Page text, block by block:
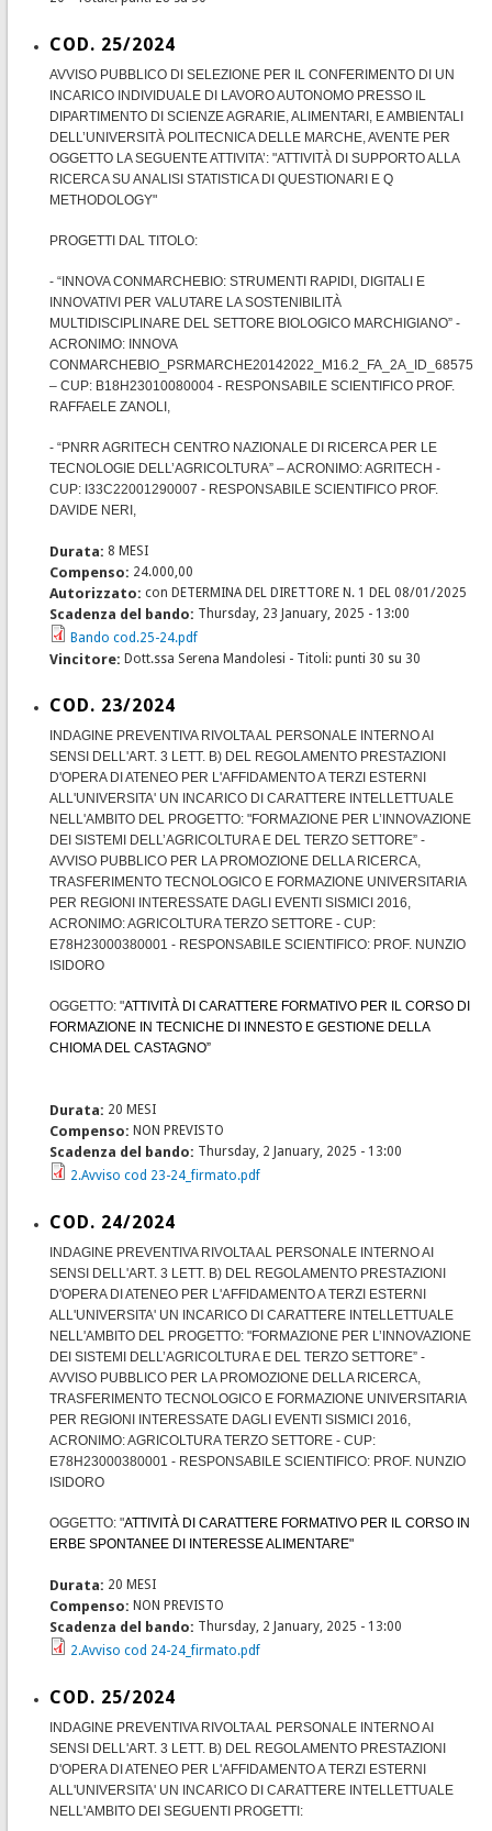
COD. 25/2024
AVVISO PUBBLICO DI SELEZIONE PER IL CONFERIMENTO DI UN
INCARICO INDIVIDUALE DI LAVORO AUTONOMO PRESSO IL
DIPARTIMENTO DI SCIENZE AGRARIE, ALIMENTARI, E AMBIENTALI
DELL’UNIVERSITÀ POLITECNICA DELLE MARCHE, AVENTE PER
OGGETTO LA SEGUENTE ATTIVITA’: "ATTIVITÀ DI SUPPORTO ALLA
RICERCA SU ANALISI STATISTICA DI QUESTIONARI E Q
METHODOLOGY"
PROGETTI DAL TITOLO:
- “INNOVA CONMARCHEBIO: STRUMENTI RAPIDI, DIGITALI E
INNOVATIVI PER VALUTARE LA SOSTENIBILITÀ
MULTIDISCIPLINARE DEL SETTORE BIOLOGICO MARCHIGIANO” -
ACRONIMO: INNOVA
CONMARCHEBIO_PSRMARCHE20142022_M16.2_FA_2A_ID_68575
– CUP: B18H23010080004 - RESPONSABILE SCIENTIFICO PROF.
RAFFAELE ZANOLI,
- “PNRR AGRITECH CENTRO NAZIONALE DI RICERCA PER LE
TECNOLOGIE DELL’AGRICOLTURA” – ACRONIMO: AGRITECH -
CUP: I33C22001290007 - RESPONSABILE SCIENTIFICO PROF.
DAVIDE NERI,
Durata: 8 MESI
Compenso: 24.000,00
Autorizzato:con DETERMINA DEL DIRETTORE N. 1 DEL 08/01/2025
Scadenza del bando: Thursday, 23 January, 2025 - 13:00
Bando cod.25-24.pdf
Vincitore:Dott.ssa Serena Mandolesi - Titoli: punti 30 su 30
COD. 23/2024
INDAGINE PREVENTIVA RIVOLTA AL PERSONALE INTERNO AI
SENSI DELL'ART. 3 LETT. B) DEL REGOLAMENTO PRESTAZIONI
D'OPERA DI ATENEO PER L'AFFIDAMENTO A TERZI ESTERNI
ALL'UNIVERSITA' UN INCARICO DI CARATTERE INTELLETTUALE
NELL'AMBITO DEL PROGETTO: "FORMAZIONE PER L’INNOVAZIONE
DEI SISTEMI DELL’AGRICOLTURA E DEL TERZO SETTORE” -
AVVISO PUBBLICO PER LA PROMOZIONE DELLA RICERCA,
TRASFERIMENTO TECNOLOGICO E FORMAZIONE UNIVERSITARIA
PER REGIONI INTERESSATE DAGLI EVENTI SISMICI 2016,
ACRONIMO: AGRICOLTURA TERZO SETTORE - CUP:
E78H23000380001 - RESPONSABILE SCIENTIFICO: PROF. NUNZIO
ISIDORO
OGGETTO: "ATTIVITÀ DI CARATTERE FORMATIVO PER IL CORSO DI
FORMAZIONE IN TECNICHE DI INNESTO E GESTIONE DELLA
CHIOMA DEL CASTAGNO”
Durata: 20 MESI
Compenso:NON PREVISTO
Scadenza del bando: Thursday, 2 January, 2025 - 13:00
2.Avviso cod 23-24_firmato.pdf
COD. 24/2024
INDAGINE PREVENTIVA RIVOLTA AL PERSONALE INTERNO AI
SENSI DELL'ART. 3 LETT. B) DEL REGOLAMENTO PRESTAZIONI
D'OPERA DI ATENEO PER L'AFFIDAMENTO A TERZI ESTERNI
ALL'UNIVERSITA' UN INCARICO DI CARATTERE INTELLETTUALE
NELL'AMBITO DEL PROGETTO: "FORMAZIONE PER L’INNOVAZIONE
DEI SISTEMI DELL’AGRICOLTURA E DEL TERZO SETTORE” -
AVVISO PUBBLICO PER LA PROMOZIONE DELLA RICERCA,
TRASFERIMENTO TECNOLOGICO E FORMAZIONE UNIVERSITARIA
PER REGIONI INTERESSATE DAGLI EVENTI SISMICI 2016,
ACRONIMO: AGRICOLTURA TERZO SETTORE - CUP:
E78H23000380001 - RESPONSABILE SCIENTIFICO: PROF. NUNZIO
ISIDORO
OGGETTO: "ATTIVITÀ DI CARATTERE FORMATIVO PER IL CORSO IN
ERBE SPONTANEE DI INTERESSE ALIMENTARE"
Durata: 20 MESI
Compenso:NON PREVISTO
Scadenza del bando: Thursday, 2 January, 2025 - 13:00
2.Avviso cod 24-24_firmato.pdf
COD. 25/2024
INDAGINE PREVENTIVA RIVOLTA AL PERSONALE INTERNO AI
SENSI DELL'ART. 3 LETT. B) DEL REGOLAMENTO PRESTAZIONI
D'OPERA DI ATENEO PER L'AFFIDAMENTO A TERZI ESTERNI
ALL'UNIVERSITA' UN INCARICO DI CARATTERE INTELLETTUALE
NELL'AMBITO DEI SEGUENTI PROGETTI: